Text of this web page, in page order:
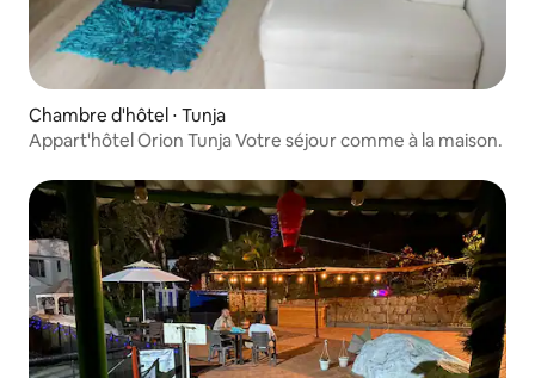
Chambre d'hôtel ⋅ Tunja
Appart'hôtel Orion Tunja Votre séjour comme à la maison.